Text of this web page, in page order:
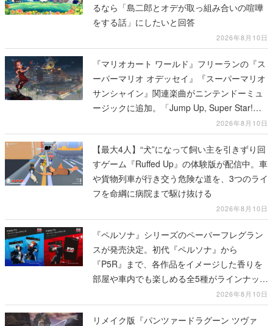
るなら「島二郎とオデが取っ組み合いの喧嘩
をする話」にしたいと回答
2026年8月10日
『マリオカート ワールド』フリーランの『ス
ーパーマリオ オデッセイ』『スーパーマリオ
サンシャイン』関連楽曲がニンテンドーミュ
ージックに追加。「Jump Up, Super Star!」
「ドルピックタウン」など計14曲が配信
2026年8月10日
【最大4人】“犬”になって飼い主を引きずり回
すゲーム『Ruffed Up』の体験版が配信中。車
や貨物列車が行き交う危険な道を、3つのライ
フを命綱に病院まで駆け抜ける
2026年8月10日
『ペルソナ』シリーズのペーパーフレグラン
スが発売決定。初代『ペルソナ』から
『P5R』まで、各作品をイメージした香りを
部屋や車内でも楽しめる全5種がラインナッ
プ、予約受付は8月17日12時より開始2026年8月10日
リメイク版『パンツァードラグーン ツヴァ